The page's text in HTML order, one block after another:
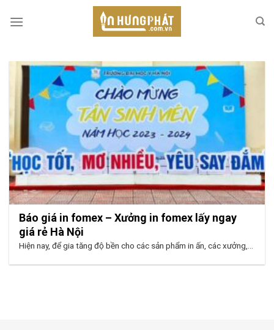
Báo giá in fomex – Xưởng in fomex lấy ngay
giá rẻ Hà Nội
Hiện nay, để gia tăng độ bền cho các sản phẩm in ấn, các xưởng,...